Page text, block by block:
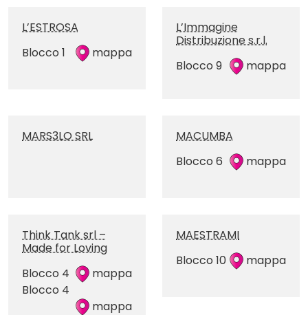
L’ESTROSA
Blocco 1
mappa
L’Immagine
Distribuzione s.r.l.
Blocco 9
mappa
MARS3LO SRL
MACUMBA
Blocco 6
mappa
Think Tank srl –
Made for Loving
Blocco 4
mappa
Blocco 4
mappa
MAESTRAMI
Blocco 10
mappa